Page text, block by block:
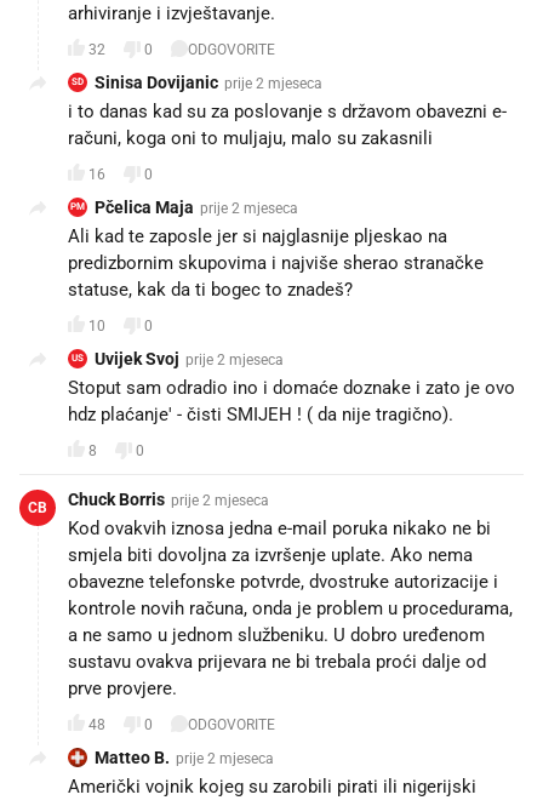
arhiviranje i izvještavanje.
32 0 ODGOVORITE
SD Sinisa Dovijanic prije 2 mjeseca
i to danas kad su za poslovanje s državom obavezni e-
računi, koga oni to muljaju, malo su zakasnili
16 0
PM Pčelica Maja prije 2 mjeseca
Ali kad te zaposle jer si najglasnije pljeskao na
predizbornim skupovima i najviše sherao stranačke
statuse, kak da ti bogec to znadeš?
10 0
US Uvijek Svoj prije 2 mjeseca
Stoput sam odradio ino i domaće doznake i zato je ovo
hdz plaćanje' - čisti SMIJEH ! ( da nije tragično).
8 0
CB Chuck Borris prije 2 mjeseca
Kod ovakvih iznosa jedna e-mail poruka nikako ne bi
smjela biti dovoljna za izvršenje uplate. Ako nema
obavezne telefonske potvrde, dvostruke autorizacije i
kontrole novih računa, onda je problem u procedurama,
a ne samo u jednom službeniku. U dobro uređenom
sustavu ovakva prijevara ne bi trebala proći dalje od
prve provjere.
48 0 ODGOVORITE
Matteo B. prije 2 mjeseca
Američki vojnik kojeg su zarobili pirati ili nigerijski